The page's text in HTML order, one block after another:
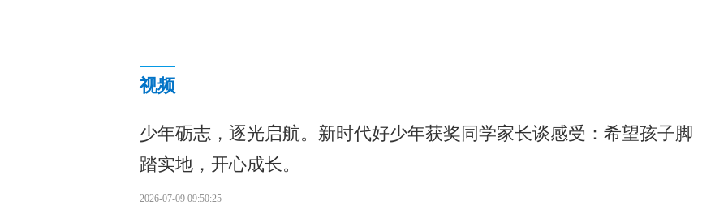
视频
少年砺志，逐光启航。新时代好少年获奖同学家长谈感受：希望孩子脚
踏实地，开心成长。
2026-07-09 09:50:25